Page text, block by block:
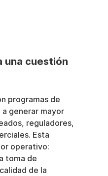
una cuestión
programas de
generar mayor
reguladores,
Esta
operativo:
toma de
de la